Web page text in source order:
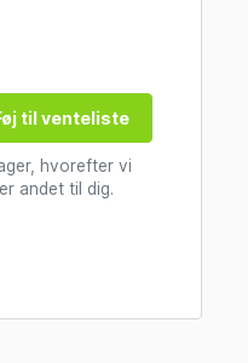
til venteliste
hvorefter vi
andet til dig.